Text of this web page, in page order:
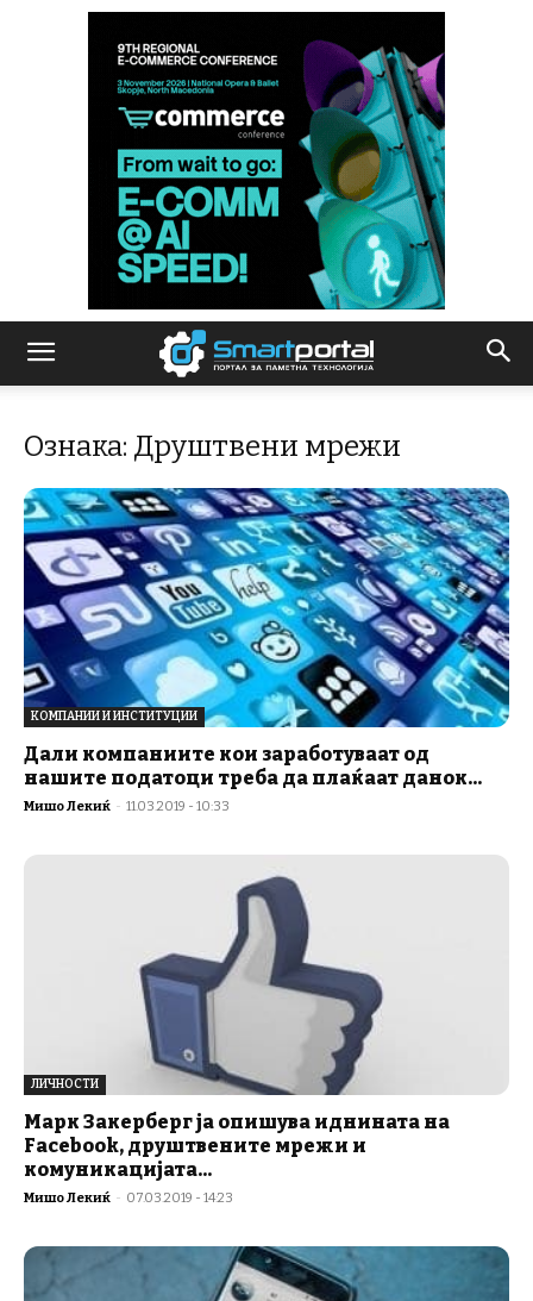
Ознака: Друштвени мрежи
КОМПАНИИ И ИНСТИТУЦИИ
Дали компаниите кои заработуваат од
нашите податоци треба да плаќаат данок...
Мишо Лекиќ - 11.03.2019 - 10:33
ЛИЧНОСТИ
Марк Закерберг ја опишува иднината на
Facebook, друштвените мрежи и
комуникацијата...
Мишо Лекиќ - 07.03.2019 - 14:23